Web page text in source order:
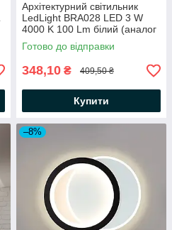
Архітектурний світильник
LedLight BRA028 LED 3 W
4000 K 100 Lm білий (аналог
DH028)
Готово до відправки
348,10 ₴ 409,50 ₴
Купити
–8%